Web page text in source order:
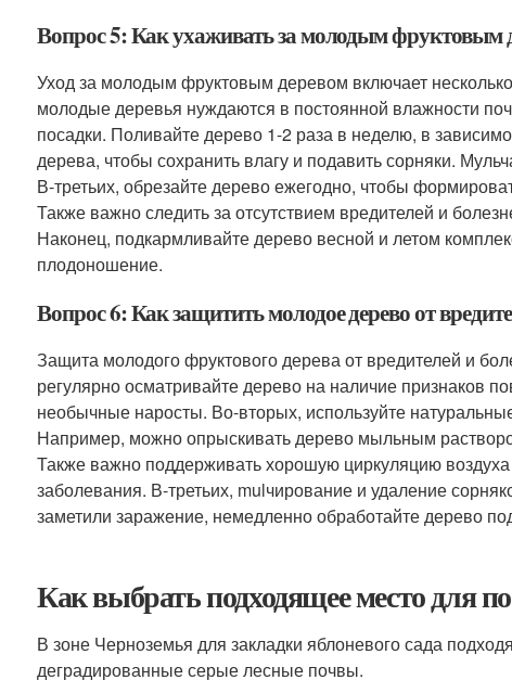
Вопрос 5: Как ухаживать за молодым фруктовым
Уход за молодым фруктовым деревом включает
молодые деревья нуждаются в постоянной влажности
посадки. Поливайте дерево 1-2 раза в неделю, в
дерева, чтобы сохранить влагу и подавить сорняки.
В-третьих, обрезайте дерево ежегодно, чтобы
Также важно следить за отсутствием вредителей и
Наконец, подкармливайте дерево весной и летом
плодоношение.
Вопрос 6: Как защитить молодое дерево от
Защита молодого фруктового дерева от вредителей и
регулярно осматривайте дерево на наличие признаков
необычные наросты. Во-вторых, используйте
Например, можно опрыскивать дерево мыльным
Также важно поддерживать хорошую циркуляцию
заболевания. В-третьих, mulчирование и удаление
заметили заражение, немедленно обработайте дерево
Как выбрать подходящее место для
В зоне Черноземья для закладки яблоневого сада
деградированные серые лесные почвы.